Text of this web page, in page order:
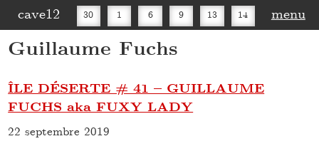
cave12 30 1 6 9 13 14
20
menu
Guillaume Fuchs
ÎLE DÉSERTE # 41 – GUILLAUME
FUCHS aka FUXY LADY
22 septembre 2019